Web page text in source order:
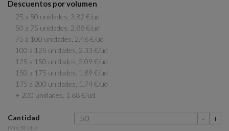
Descuentos por volumen
25 a 50 unidades, 3.82 €/ud
50 a 75 unidades, 2.88 €/ud
75 a 100 unidades, 2.46 €/ud
100 a 125 unidades, 2.33 €/ud
125 a 150 unidades, 2.09 €/ud
150 a 175 unidades, 1.89 €/ud
175 a 200 unidades, 1.74 €/ud
+ 200 unidades, 1.68 €/ud
Cantidad
(Min. 50 Uds.)